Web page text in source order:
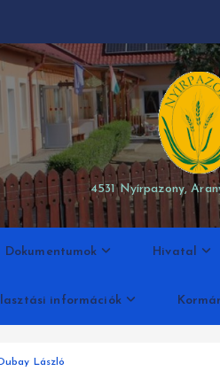
4531 Nyírpazony,
Dokumentumok Hivatal
információk
Dubay László